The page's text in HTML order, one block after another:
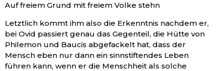
Auf freiem Grund mit freiem Volke stehn
Letztlich kommt ihm also die Erkenntnis nachdem er,
bei Ovid passiert genau das Gegenteil, die Hütte von
Philemon und Baucis abgefackelt hat, dass der
Mensch eben nur dann ein sinnstiftendes Leben
führen kann, wenn er die Menschheit als solche